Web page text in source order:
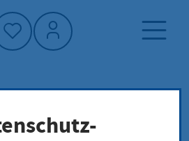
Finder